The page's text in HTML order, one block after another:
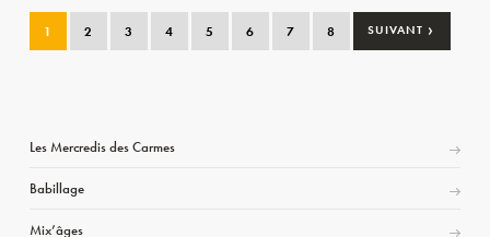
1 2 3 4 5 6 7 8 SUIVANT ›
Les Mercredis des Carmes
Babillage
Mix’âges